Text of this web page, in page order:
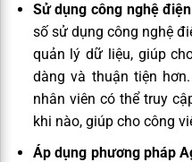
Sử dụng công nghệ
số sử dụng công nghệ
quản lý dữ liệu, giúp
dàng và thuận tiện
nhân viên có thể truy
khi nào, giúp cho công
Áp dụng phương pháp